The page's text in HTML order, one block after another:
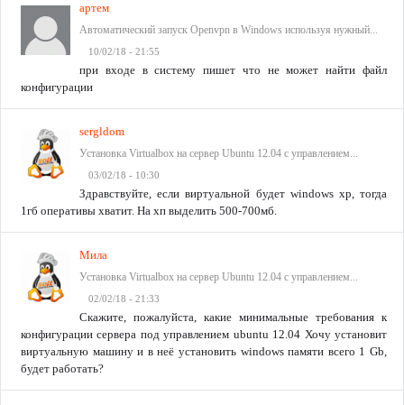
артем
Автоматический запуск Openvpn в Windows используя нужный...
10/02/18 - 21:55
при входе в систему пишет что не может найти файл
конфигурации
sergldom
Установка Virtualbox на сервер Ubuntu 12.04 с управлением...
03/02/18 - 10:30
Здравствуйте, если виртуальной будет windows xp, тогда
1гб оперативы хватит. На хп выделить 500-700мб.
Мила
Установка Virtualbox на сервер Ubuntu 12.04 с управлением...
02/02/18 - 21:33
Скажите, пожалуйста, какие минимальные требования к
конфигурации сервера под управлением ubuntu 12.04 Хочу установит
виртуальную машину и в неё установить windows памяти всего 1 Gb,
будет работать?